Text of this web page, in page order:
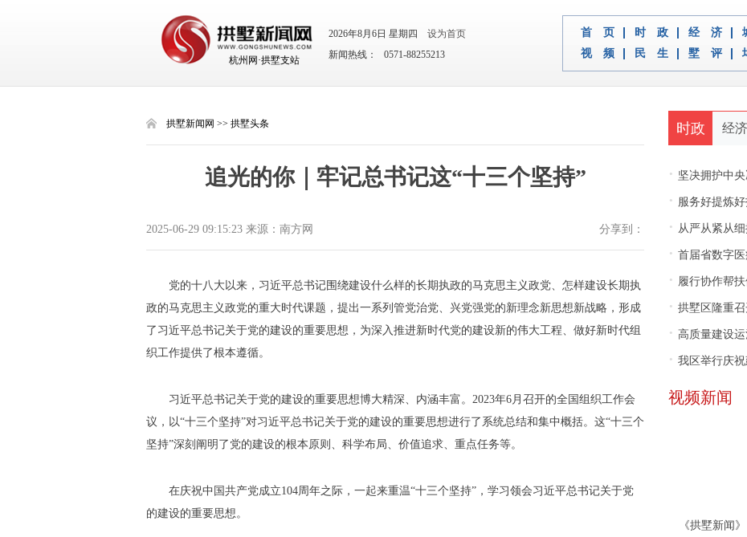
杭州网·拱墅支站
2026年8月6日 星期四
设为首页
新闻热线： 0571-88255213
首 页 时 政 经 济
视 频
民 生 墅 评
拱墅新闻网 >> 拱墅头条
追光的你｜牢记总书记这“十三个坚持”
2025-06-29 09:15:23 来源：南方网 分享到：
党的十八大以来，习近平总书记围绕建设什么样的长期执政的马克思主义政党、怎样建设长期执
政的马克思主义政党的重大时代课题，提出一系列管党治党、兴党强党的新理念新思想新战略，形成
了习近平总书记关于党的建设的重要思想，为深入推进新时代党的建设新的伟大工程、做好新时代组
织工作提供了根本遵循。
习近平总书记关于党的建设的重要思想博大精深、内涵丰富。2023年6月召开的全国组织工作会
议，以“十三个坚持”对习近平总书记关于党的建设的重要思想进行了系统总结和集中概括。这“十三个
坚持”深刻阐明了党的建设的根本原则、科学布局、价值追求、重点任务等。
在庆祝中国共产党成立104周年之际，一起来重温“十三个坚持”，学习领会习近平总书记关于党
的建设的重要思想。
时政 经济
· 坚决拥护中央决定 坚决
· 服务好提炼
· 从严从紧从细
· 首届省数字
· 履行协作帮
· 拱墅区隆重召开
· 高质量建设运河
· 我区举行庆
视频新闻